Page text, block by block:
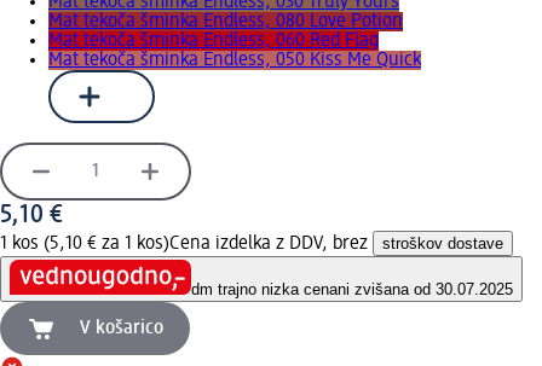
Mat tekoča šminka Endless, 080 Love Potion
Mat tekoča šminka Endless, 060 Red Flag
Mat tekoča šminka Endless, 050 Kiss Me Quick
5,10 €
1 kos (5,10 € za 1 kos)Cena izdelka z DDV, brez stroškov dostave
dm trajno nizka cenani zvišana od 30.07.2025
V košarico